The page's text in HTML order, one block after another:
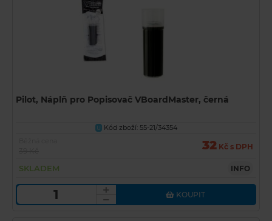
Pilot, Náplň pro Popisovač VBoardMaster, černá
U Kód zboží: 55-21/34354
32 Kč s DPH
SKLADEM INFO
KOUPIT